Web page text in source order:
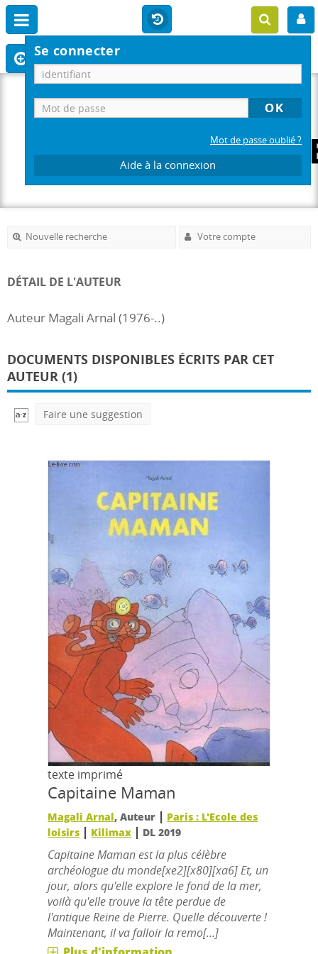
Se connecter
Mot de passe oublié ?
Aide à la connexion
Nouvelle recherche Votre compte
DÉTAIL DE L'AUTEUR
Auteur Magali Arnal (1976-..)
DOCUMENTS DISPONIBLES ÉCRITS PAR CET
AUTEUR (1)
Faire une suggestion
texte imprimé
Capitaine Maman
Magali Arnal, Auteur | Paris : L'Ecole des
loisirs | Kilimax | DL 2019
Capitaine Maman est la plus célèbre
archéologue du monde[xe2][x80][xa6] Et, un
jour, alors qu'elle explore le fond de la mer,
voilà qu'elle trouve la tête perdue de
l'antique Reine de Pierre. Quelle découverte !
Maintenant, il va falloir la remo[...]